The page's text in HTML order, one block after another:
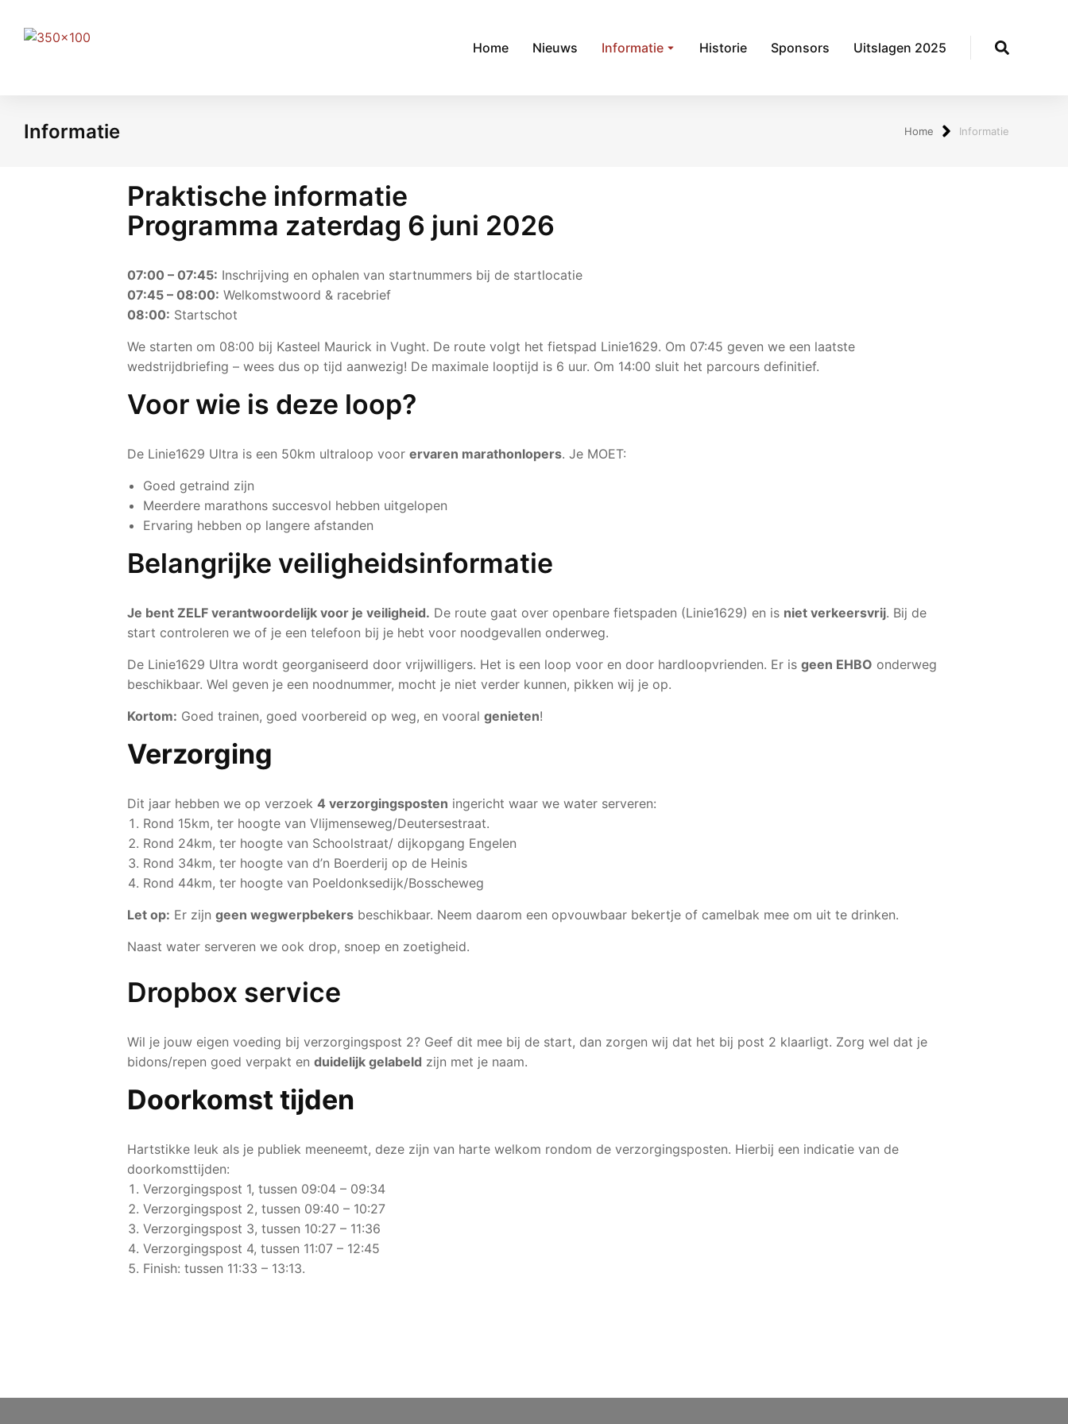
Home Nieuws Informatie Historie Sponsors Uitslagen 2025
Informatie Home Informatie
Praktische informatie
Programma zaterdag 6 juni 2026
07:00 – 07:45: Inschrijving en ophalen van startnummers bij de startlocatie
07:45 – 08:00: Welkomstwoord & racebrief
08:00: Startschot
We starten om 08:00 bij Kasteel Maurick in Vught. De route volgt het fietspad Linie1629. Om 07:45 geven we een laatste
wedstrijdbriefing – wees dus op tijd aanwezig! De maximale looptijd is 6 uur. Om 14:00 sluit het parcours definitief.
Voor wie is deze loop?
De Linie1629 Ultra is een 50km ultraloop voor ervaren marathonlopers. Je MOET:
Goed getraind zijn
Meerdere marathons succesvol hebben uitgelopen
Ervaring hebben op langere afstanden
Belangrijke veiligheidsinformatie
Je bent ZELF verantwoordelijk voor je veiligheid. De route gaat over openbare fietspaden (Linie1629) en is niet verkeersvrij. Bij de
start controleren we of je een telefoon bij je hebt voor noodgevallen onderweg.
De Linie1629 Ultra wordt georganiseerd door vrijwilligers. Het is een loop voor en door hardloopvrienden. Er is geen EHBO onderweg
beschikbaar. Wel geven je een noodnummer, mocht je niet verder kunnen, pikken wij je op.
Kortom: Goed trainen, goed voorbereid op weg, en vooral genieten!
Verzorging
Dit jaar hebben we op verzoek 4 verzorgingsposten ingericht waar we water serveren:
Rond 15km, ter hoogte van Vlijmenseweg/Deutersestraat.
Rond 24km, ter hoogte van Schoolstraat/ dijkopgang Engelen
Rond 34km, ter hoogte van d’n Boerderij op de Heinis
Rond 44km, ter hoogte van Poeldonksedijk/Bosscheweg
Let op: Er zijn geen wegwerpbekers beschikbaar. Neem daarom een opvouwbaar bekertje of camelbak mee om uit te drinken.
Naast water serveren we ook drop, snoep en zoetigheid.
Dropbox service
Wil je jouw eigen voeding bij verzorgingspost 2? Geef dit mee bij de start, dan zorgen wij dat het bij post 2 klaarligt. Zorg wel dat je
bidons/repen goed verpakt en duidelijk gelabeld zijn met je naam.
Doorkomst tijden
Hartstikke leuk als je publiek meeneemt, deze zijn van harte welkom rondom de verzorgingsposten. Hierbij een indicatie van de
doorkomsttijden:
Verzorgingspost 1, tussen 09:04 – 09:34
Verzorgingspost 2, tussen 09:40 – 10:27
Verzorgingspost 3, tussen 10:27 – 11:36
Verzorgingspost 4, tussen 11:07 – 12:45
Finish: tussen 11:33 – 13:13.